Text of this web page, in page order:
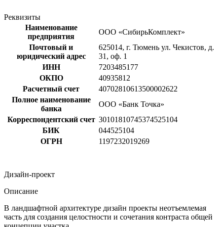
Реквизиты
Наименование
предприятия
ООО «СибирьКомплект»
Почтовый и
юридический адрес
625014, г. Тюмень ул. Чекистов, д.
31, оф. 1
ИНН
7203485177
ОКПО
40935812
Расчетный счет
40702810613500002622
Полное наименование
банка
ООО «Банк Точка»
Корреспондентский счет 30101810745374525104
БИК
044525104
ОГРН
1197232019269
Дизайн-проект
Описание
В ландшафтной архитектуре дизайн проекты неотъемлемая
часть для создания целостности и сочетания контраста общей